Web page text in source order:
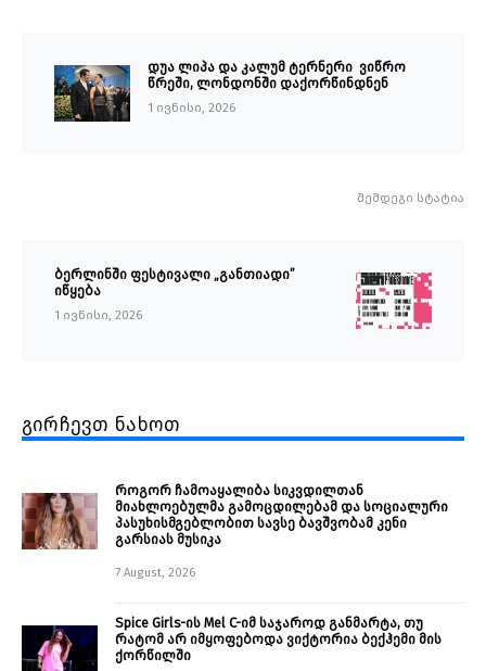
დუა ლიპა და კალუმ ტერნერი ვიწრო
წრეში, ლონდონში დაქორწინდნენ
1 ივნისი, 2026
შემდეგი სტატია
ბერლინში ფესტივალი „განთიადი”
იწყება
1 ივნისი, 2026
გირჩევთ ნახოთ
როგორ ჩამოაყალიბა სიკვდილთან
მიახლოებულმა გამოცდილებამ და სოციალური
პასუხისმგებლობით სავსე ბავშვობამ კენი
გარსიას მუსიკა
7 August, 2026
Spice Girls-ის Mel C-იმ საჯაროდ განმარტა, თუ
რატომ არ იმყოფებოდა ვიქტორია ბექჰემი მის
ქორწილში